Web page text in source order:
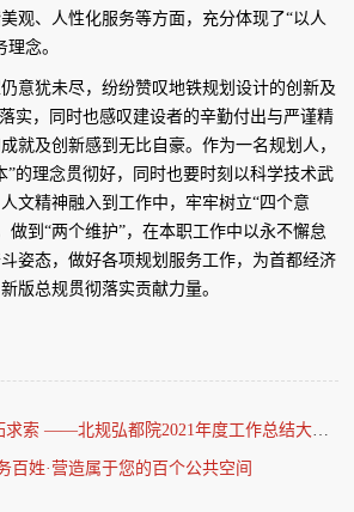
观、人性化服务等方面，充分体现了“以人
念。
意犹未尽，纷纷赞叹地铁规划设计的创新及
实，同时也感叹建设者的辛勤付出与严谨精
就及创新感到无比自豪。作为一名规划人，
”的理念贯彻好，同时也要时刻以科学技术武
文精神融入到工作中，牢牢树立“四个意
做到“两个维护”，在本职工作中以永不懈怠
姿态，做好各项规划服务工作，为首都经济
版总规贯彻落实贡献力量。
——北规弘都院2021年度工作总结大会圆满结束
百姓·营造属于您的百个公共空间